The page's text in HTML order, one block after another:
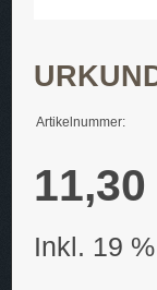
Artikelnummer:
11,30
Inkl. 19